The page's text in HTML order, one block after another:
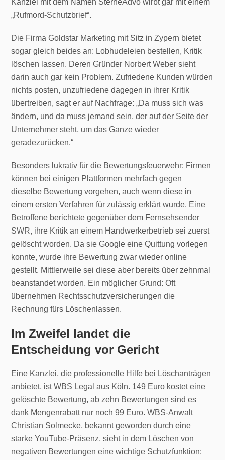
Kanzlei mit dem Namen SterneAdvo wirbt gar mit einem
„Rufmord-Schutzbrief“.
Die Firma Goldstar Marketing mit Sitz in Zypern bietet
sogar gleich beides an: Lobhudeleien bestellen, Kritik
löschen lassen. Deren Gründer Norbert Weber sieht
darin auch gar kein Problem. Zufriedene Kunden würden
nichts posten, unzufriedene dagegen in ihrer Kritik
übertreiben, sagt er auf Nachfrage: „Da muss sich was
ändern, und da muss jemand sein, der auf der Seite der
Unternehmer steht, um das Ganze wieder
geradezurücken.“
Besonders lukrativ für die Bewertungsfeuerwehr: Firmen
können bei einigen Plattformen mehrfach gegen
dieselbe Bewertung vorgehen, auch wenn diese in
einem ersten Verfahren für zulässig erklärt wurde. Eine
Betroffene berichtete gegenüber dem Fernsehsender
SWR, ihre Kritik an einem Handwerkerbetrieb sei zuerst
gelöscht worden. Da sie Google eine Quittung vorlegen
konnte, wurde ihre Bewertung zwar wieder online
gestellt. Mittlerweile sei diese aber bereits über zehnmal
beanstandet worden. Ein möglicher Grund: Oft
übernehmen Rechtsschutzversicherungen die
Rechnung fürs Löschenlassen.
Im Zweifel landet die
Entscheidung vor Gericht
Eine Kanzlei, die professionelle Hilfe bei Löschanträgen
anbietet, ist WBS Legal aus Köln. 149 Euro kostet eine
gelöschte Bewertung, ab zehn Bewertungen sind es
dank Mengenrabatt nur noch 99 Euro. WBS-Anwalt
Christian Solmecke, bekannt geworden durch eine
starke YouTube-Präsenz, sieht in dem Löschen von
negativen Bewertungen eine wichtige Schutzfunktion: